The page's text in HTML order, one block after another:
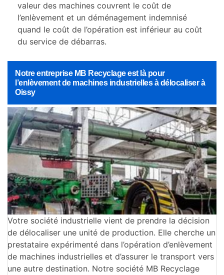
Notre entreprise MB Recyclage est là pour
l’enlèvement de machines industrielles à délocaliser à
Oissy
Votre société industrielle vient de prendre la décision
de délocaliser une unité de production. Elle cherche un
prestataire expérimenté dans l’opération d’enlèvement
de machines industrielles et d’assurer le transport vers
une autre destination. Notre société MB Recyclage
valeur des machines couvrent le coût de
l’enlèvement et un déménagement indemnisé
quand le coût de l’opération est inférieur au coût
du service de débarras.